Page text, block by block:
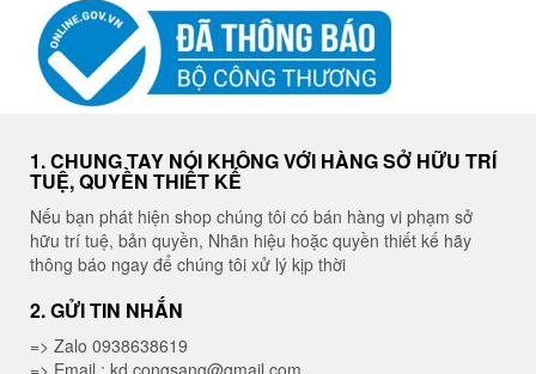
1. CHUNG TAY NÓI KHÔNG VỚI HÀNG SỞ HỮU TRÍ
TUỆ, QUYỀN THIẾT KẾ
Nếu bạn phát hiện shop chúng tôi có bán hàng vi phạm sở
hữu trí tuệ, bản quyền, Nhãn hiệu hoặc quyền thiết kế hãy
thông báo ngay để chúng tôi xử lý kịp thời
2. GỬI TIN NHẮN
=> Zalo 0938638619
=> Email : kd.congsang@gmail.com